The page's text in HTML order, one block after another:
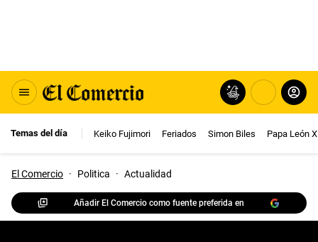
Temas del día Keiko Fujimori Feriados Simon Biles Papa León
El Comercio · Politica · Actualidad
Añadir El Comercio como fuente preferida en